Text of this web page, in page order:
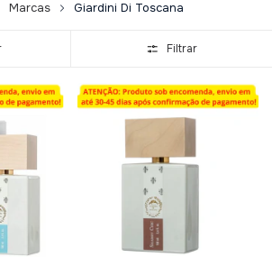
Marcas Giardini Di Toscana
Filtrar